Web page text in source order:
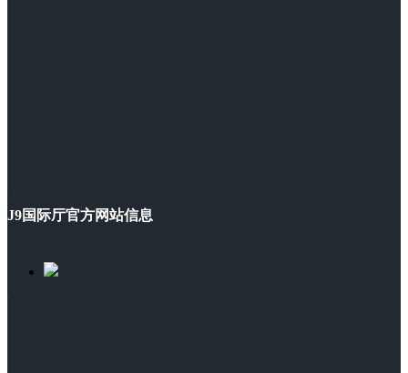
J9国际厅官方网站信息